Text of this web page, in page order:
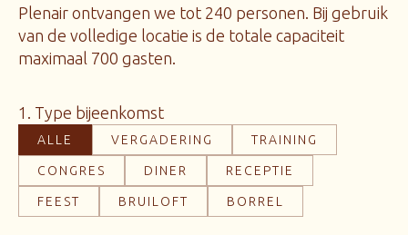
Plenair ontvangen we tot 240 personen. Bij gebruik
van de volledige locatie is de totale capaciteit
maximaal 700 gasten.
1. Type bijeenkomst
VERGADERING TRAINING
CONGRES DINER RECEPTIE
FEEST BRUILOFT BORREL
ALLE